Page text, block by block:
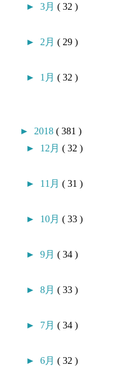
►3月( 32 )
► 2月( 29 )
► 1月( 32 )
► 2018( 381 )
► 12月( 32 )
► 11月( 31 )
► 10月( 33 )
►9月( 34 )
►8月( 33 )
► 7月( 34 )
►6月( 32 )